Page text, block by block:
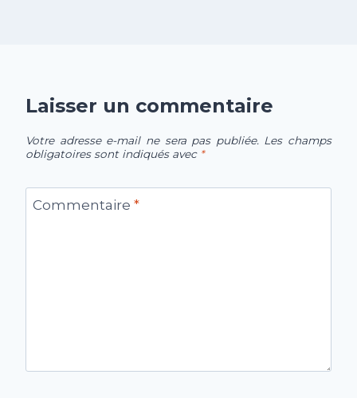
Laisser un commentaire
Votre adresse e-mail ne sera pas publiée. Les champs
obligatoires sont indiqués avec *
Commentaire *